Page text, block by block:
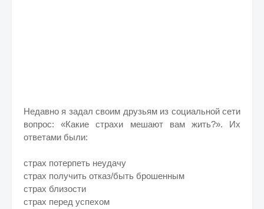
Недавно я задал своим друзьям из социальной сети
вопрос: «Какие страхи мешают вам жить?». Их
ответами были:
страх потерпеть неудачу
страх получить отказ/быть брошенным
страх близости
страх перед успехом